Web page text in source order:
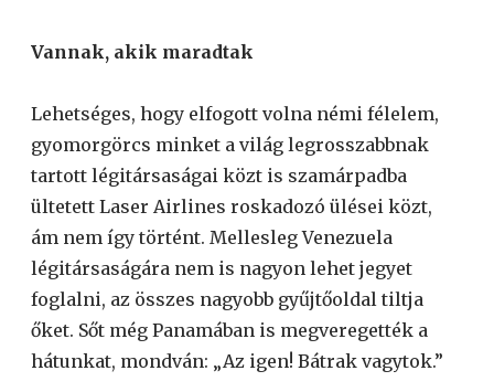
Vannak, akik maradtak
Lehetséges, hogy elfogott volna némi félelem,
gyomorgörcs minket a világ legrosszabbnak
tartott légitársaságai közt is szamárpadba
ültetett Laser Airlines roskadozó ülései közt,
ám nem így történt. Mellesleg Venezuela
légitársaságára nem is nagyon lehet jegyet
foglalni, az összes nagyobb gyűjtőoldal tiltja
őket. Sőt még Panamában is megveregették a
hátunkat, mondván: „Az igen! Bátrak vagytok.”